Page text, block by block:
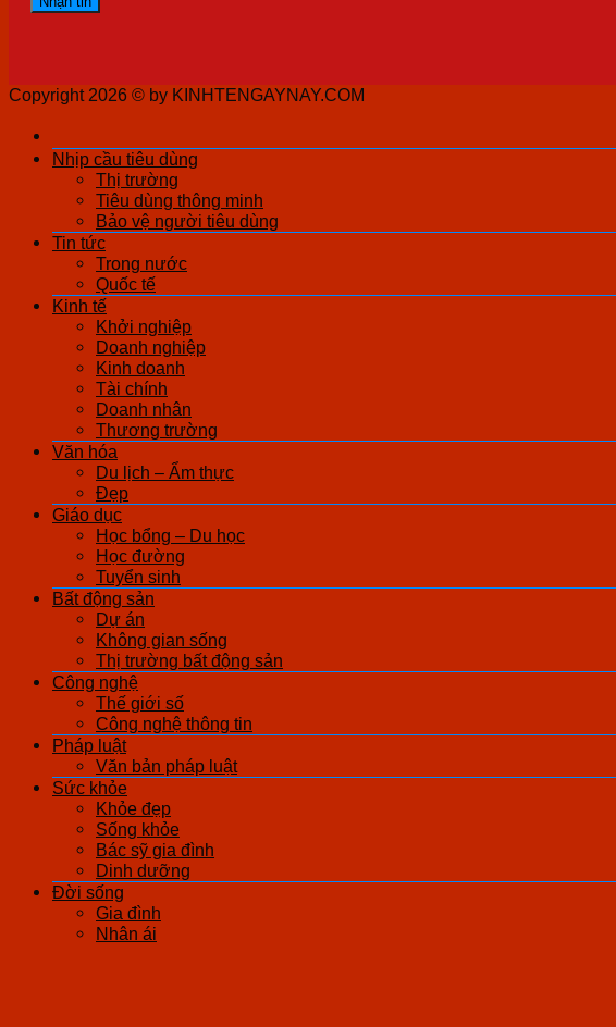
Copyright 2026 © by KINHTENGAYNAY.COM
Nhịp cầu tiêu dùng
Thị trường
Tiêu dùng thông minh
Bảo vệ người tiêu dùng
Tin tức
Trong nước
Quốc tế
Kinh tế
Khởi nghiệp
Doanh nghiệp
Kinh doanh
Tài chính
Doanh nhân
Thương trường
Văn hóa
Du lịch – Ẩm thực
Đẹp
Giáo dục
Học bổng – Du học
Học đường
Tuyển sinh
Bất động sản
Dự án
Không gian sống
Thị trường bất động sản
Công nghệ
Thế giới số
Công nghệ thông tin
Pháp luật
Văn bản pháp luật
Sức khỏe
Khỏe đẹp
Sống khỏe
Bác sỹ gia đình
Dinh dưỡng
Đời sống
Gia đình
Nhân ái